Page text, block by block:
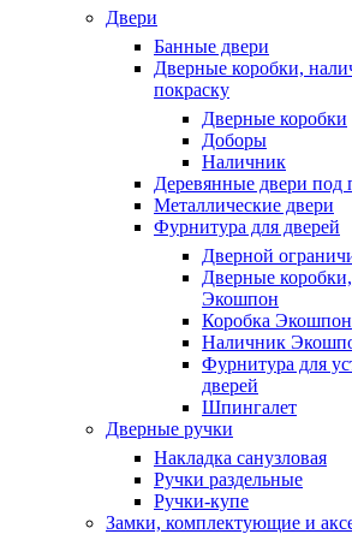
Двери
Банные двери
Дверные коробки,
покраску
Дверные коробки
Доборы
Наличник
Деревянные двери под
Металлические двери
Фурнитура для дверей
Дверной
Дверные
Экошпон
Коробка Экошпон
Наличник
Фурнитура для
дверей
Шпингалет
Дверные ручки
Накладка санузловая
Ручки раздельные
Ручки-купе
Замки, комплектующие и